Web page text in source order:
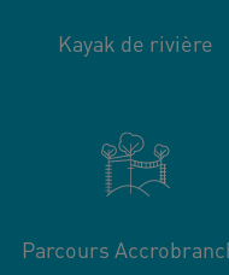
Kayak de rivière
Parcours